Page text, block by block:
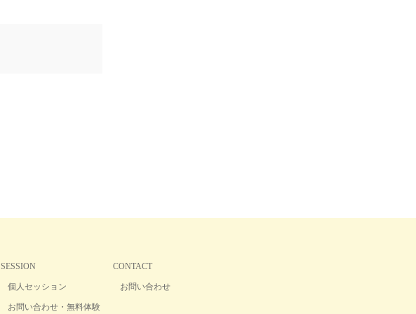
SESSION
個人セッション
お問い合わせ・無料体験
CONTACT
お問い合わせ